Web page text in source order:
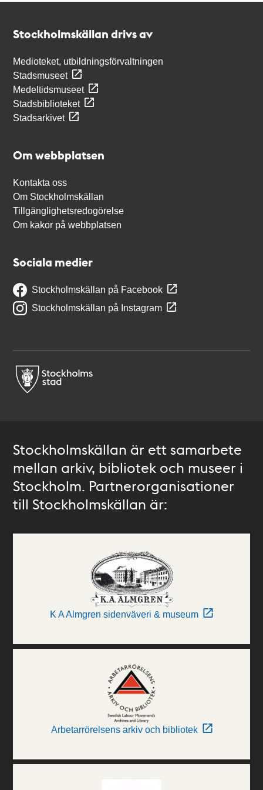
Stockholmskällan drivs av
Medioteket, utbildningsförvaltningen
Stadsmuseet
Medeltidsmuseet
Stadsbiblioteket
Stadsarkivet
Om webbplatsen
Kontakta oss
Om Stockholmskällan
Tillgänglighetsredogörelse
Om kakor på webbplatsen
Sociala medier
Stockholmskällan på Facebook
Stockholmskällan på Instagram
Stockholmskällan är ett samarbete
mellan arkiv, bibliotek och museer i
Stockholm. Partnerorganisationer
till Stockholmskällan är:
K A Almgren sidenväveri & museum
Arbetarrörelsens arkiv och bibliotek